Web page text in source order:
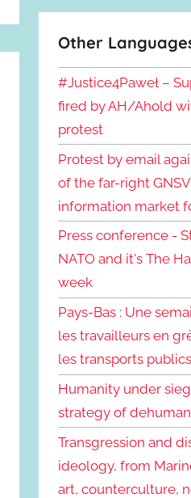
Other
#Justice4Paweł –
fired by AH/Ahold
protest
Protest by email
of the far-right
information market
Press conference -
NATO and it's The
week
Pays-Bas : Une
les travailleurs en
les transports publics
Humanity under
strategy of
Transgression and
ideology, from
art, counterculture,